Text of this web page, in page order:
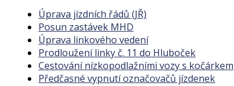
Úprava jízdních řádů (JŘ)
Posun zastávek MHD
Úprava linkového vedení
Prodloužení linky č. 11 do Hluboček
Cestování nízkopodlažními vozy s kočárkem
Předčasné vypnutí označovačů jízdenek